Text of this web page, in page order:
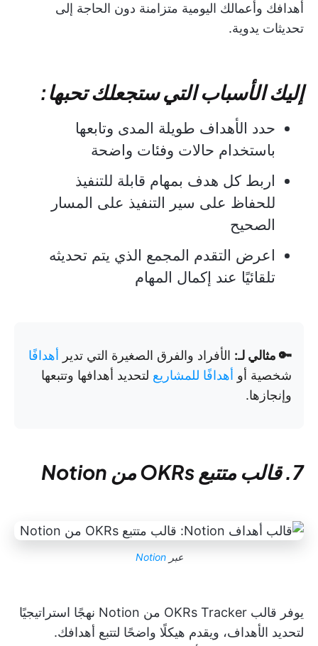
أهدافك وأعمالك اليومية متزامنة دون الحاجة إلى
تحديثات يدوية.
إليك الأسباب التي ستجعلك تحبها:
حدد الأهداف طويلة المدى وتابعها
باستخدام حالات وفئات واضحة
اربط كل هدف بمهام قابلة للتنفيذ
للحفاظ على سير التنفيذ على المسار
الصحيح
اعرض التقدم المجمع الذي يتم تحديثه
تلقائيًا عند إكمال المهام
🔑 مثالي لـ: الأفراد والفرق الصغيرة التي تدير أهدافًا
شخصية أو أهدافًا للمشاريع لتحديد أهدافها وتتبعها
وإنجازها.
7. قالب متتبع OKRs من Notion
عبرNotion
يوفر قالب OKRs Tracker من Notion نهجًا استراتيجيًا
لتحديد الأهداف، ويقدم هيكلًا واضحًا لتتبع أهدافك.